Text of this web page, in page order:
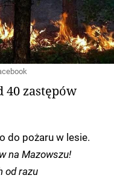
40 zastępów
do pożaru w lesie.
na Mazowszu!
od razu